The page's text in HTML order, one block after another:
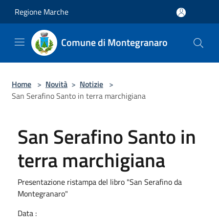
Regione Marche
Comune di Montegranaro
Home > Novità > Notizie >
San Serafino Santo in terra marchigiana
San Serafino Santo in
terra marchigiana
Presentazione ristampa del libro "San Serafino da
Montegranaro"
Data :